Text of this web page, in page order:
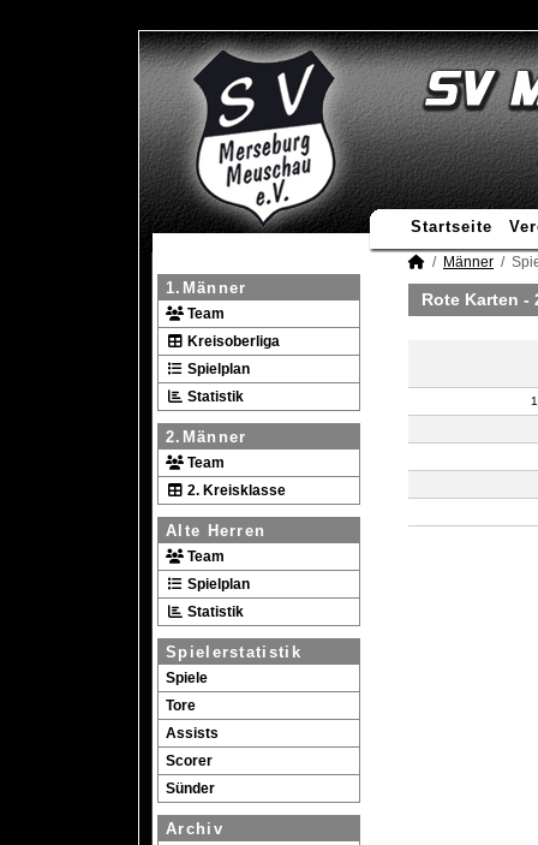
Startseite
1.Männer
Team
Kreisoberliga
Spielplan
Statistik
2.Männer
Team
2. Kreisklasse
Alte Herren
Team
Spielplan
Statistik
Spielerstatistik
Spiele
Tore
Assists
Scorer
Sünder
Archiv
Männer
Rote Karten -
1